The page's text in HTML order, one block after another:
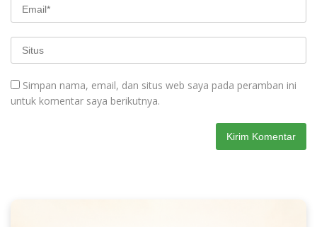
Simpan nama, email, dan situs web saya pada peramban ini
untuk komentar saya berikutnya.